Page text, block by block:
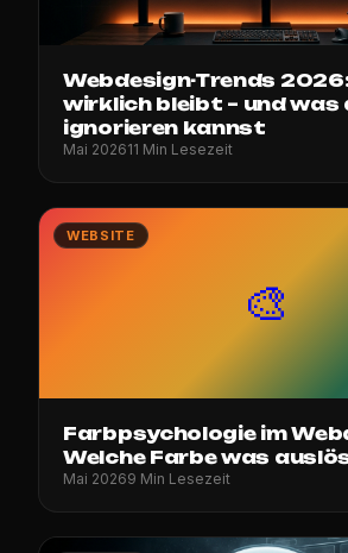
Webdesign-Trends
wirklich bleibt – und was
ignorieren kannst
Mai 202611 Min Lesezeit
WEBSITE
🎨
Farbpsychologie im
Welche Farbe was
Mai 20269 Min Lesezeit